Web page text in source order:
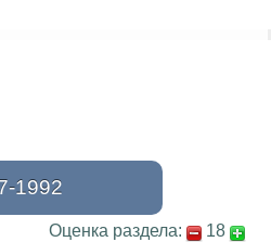
1992
Оценка раздела:
18